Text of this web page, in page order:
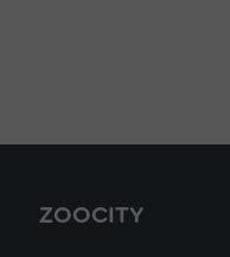
ZOOCITY